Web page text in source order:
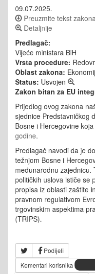
09.07.2025.
Preuzmite tekst zakona
Detaljnije
Predlagač:
Vijeće ministara BiH
Vrsta procedure:
Oblast zakona:
Status: Usvojen
Zakon bitan za EU
Prijedlog ovog zakona
sjednice Predstavničkog
Bosne i Hercegovine
godine.
Predlagač navodi da je
težnjom Bosne i
međunarodnu zajednicu.
političkih uslova ističe se
propisa iz oblasti zaštite
pravnom regulativom
trgovinskim aspektima
(TRIPS).
Podijeli
Komentari korisnika